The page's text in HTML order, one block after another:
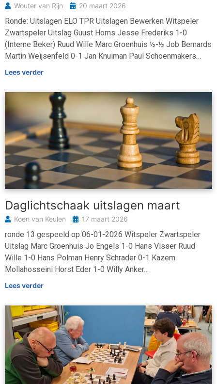
Wouter van Rijn 20 maart 2026
Ronde: Uitslagen ELO TPR Uitslagen Bewerken Witspeler
Zwartspeler Uitslag Guust Homs Jesse Frederiks 1-0
(Interne Beker) Ruud Wille Marc Groenhuis ½-½ Job Bernards
Martin Weijsenfeld 0-1 Jan Knuiman Paul Schoenmakers…
Lees verder
Daglichtschaak uitslagen maart
Koen van Keulen 17 maart 2026
ronde 13 gespeeld op 06-01-2026 Witspeler Zwartspeler
Uitslag Marc Groenhuis Jo Engels 1-0 Hans Visser Ruud
Wille 1-0 Hans Polman Henry Schrader 0-1 Kazem
Mollahosseini Horst Eder 1-0 Willy Anker…
Lees verder